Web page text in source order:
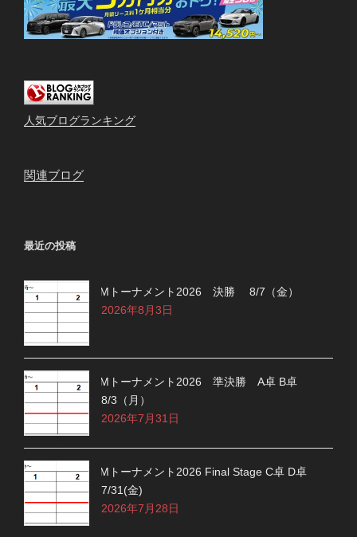
人気ブログランキング
関連ブログ
最近の投稿
Mトーナメント2026 決勝 8/7（金）
2026年8月3日
Mトーナメント2026 準決勝 A卓 B卓
8/3（月）
2026年7月31日
Mトーナメント2026 Final Stage C卓 D卓
7/31(金)
2026年7月28日